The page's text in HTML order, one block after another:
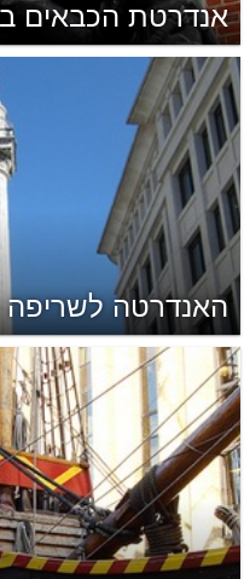
אנדרטת הכבאים
האנדרטה לשריפה